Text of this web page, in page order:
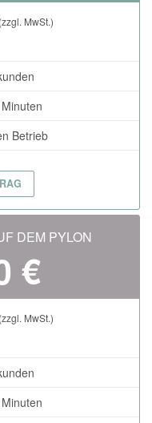
MwSt.)
Betrieb
DEM PYLON
€
MwSt.)